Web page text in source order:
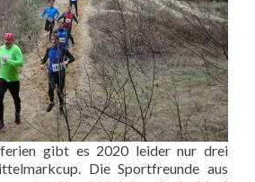
gibt es 2020 leider nur drei
Die Sportfreunde aus